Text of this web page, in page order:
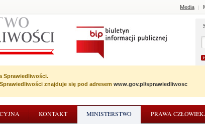
Media |
Sprawiedliwości.
znajduje się pod adresem www.gov.pl/sprawiedliwosc
KONTAKT MINISTERSTWO PRAWA